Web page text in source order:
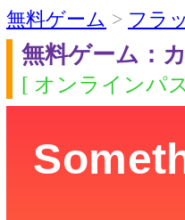
無料ゲーム > フラ
無料ゲーム：
[ オンラインパ